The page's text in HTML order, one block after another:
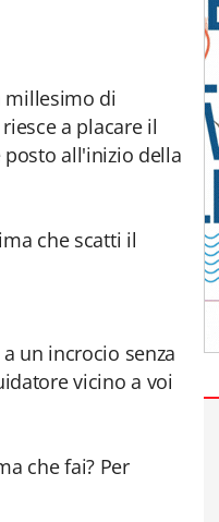
millesimo di
a placare il
all'inizio della
che scatti il
un incrocio senza
vicino a voi
che fai? Per